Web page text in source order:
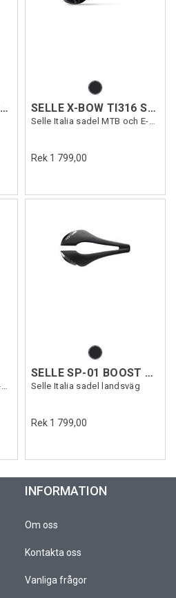
SELLE SLR BOOST ENDURAN TI316SF Svart S3 SELLE X-BOW TI316 SUPERFLOW
Selle Italia sadel MTB och E-MTB
Rek 1 799,00
SELLE SP-01 BOOST TM SUPERFLOW
Selle Italia sadel landsväg
Rek 1 799,00
INFORMATION
Om oss
Kontakta oss
Vanliga frågor